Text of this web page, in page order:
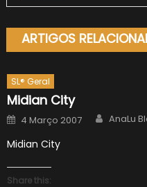
ARTIGOS
SL® Geral
Midian City
Posted
on
4 Março 2007 Author
AnaLu
Midian City
Share this: